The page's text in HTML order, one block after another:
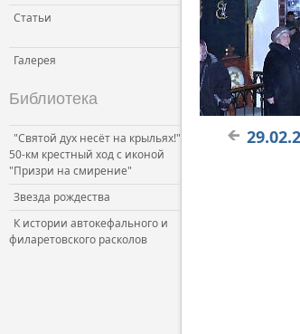
Статьи
Галерея
Библиотека
"Святой дух несёт на крыльях!"
50-км крестный ход с иконой
"Призри на смирение"
Звезда рождества
К истории автокефального и
филаретовского расколов